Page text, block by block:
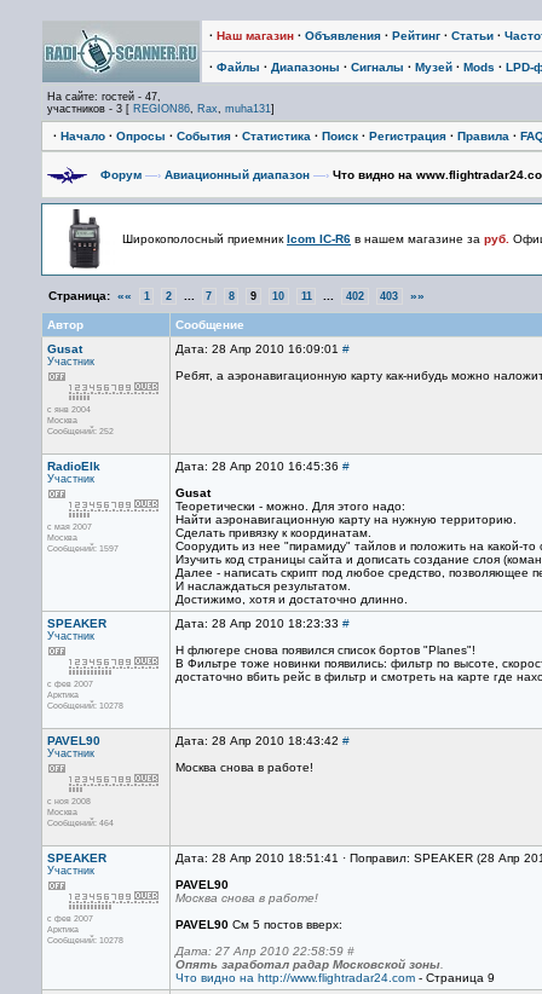
· Наш магазин · Объявления · Рейтинг · Статьи ·
· Файлы · Диапазоны · Сигналы · Музей · Mods · LPD-
На сайте: гостей - 47,
участников - 3 [ REGION86, Rax, muha131]
· Начало · Опросы · События · Статистика · Поиск · Регистрация · Правила ·
Форум —› Авиационный диапазон —› Что видно на
Широкополосный приемник Icom IC-R6 в нашем магазине за руб.
Страница: «« 1 2 7 8 9 10 11 402 403 »»
Автор
Сообщение
Gusat
Участник
с янв 2004
Москва
Сообщений: 252
Дата: 28 Апр 2010 16:09:01 #
Ребят, а аэронавигационную карту как-нибудь можно
RadioElk
Участник
с мая 2007
Москва
Сообщений: 1597
Дата: 28 Апр 2010 16:45:36 #
Gusat
Теоретически - можно. Для этого надо:
Найти аэронавигационную карту на нужную территорию.
Сделать привязку к координатам.
Соорудить из нее "пирамиду" тайлов и положить на какой-то
Изучить код страницы сайта и дописать создание слоя
Далее - написать скрипт под любое средство, позволяющее
И наслаждаться результатом.
Достижимо, хотя и достаточно длинно.
SPEAKER
Участник
с фев 2007
Арктика
Сообщений: 10278
Дата: 28 Апр 2010 18:23:33 #
Н флюгере снова появился список бортов "Planes"!
В Фильтре тоже новинки появились: фильтр по высоте,
достаточно вбить рейс в фильтр и смотреть на карте где
PAVEL90
Участник
с ноя 2008
Москва
Сообщений: 464
Дата: 28 Апр 2010 18:43:42 #
Москва снова в работе!
SPEAKER
Участник
с фев 2007
Арктика
Сообщений: 10278
Дата: 28 Апр 2010 18:51:41 · Поправил: SPEAKER (28 Апр
PAVEL90
Москва снова в работе!
PAVEL90 См 5 постов вверх:
Дата: 27 Апр 2010 22:58:59 #
Опять заработал радар Московской зоны
Что видно на http://www.flightradar24.com - Страница 9